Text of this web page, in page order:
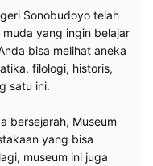
Sonobudoyo telah
yang ingin belajar
bisa melihat aneka
filologi, historis,
satu ini.
bersejarah, Museum
yang bisa
museum ini juga